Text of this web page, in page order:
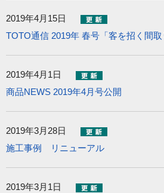
2019年4月15日
TOTO通信 2019年 春号「客を招く間
2019年4月1日
商品NEWS 2019年4月号公開
2019年3月28日
施工事例 リニューアル
2019年3月1日